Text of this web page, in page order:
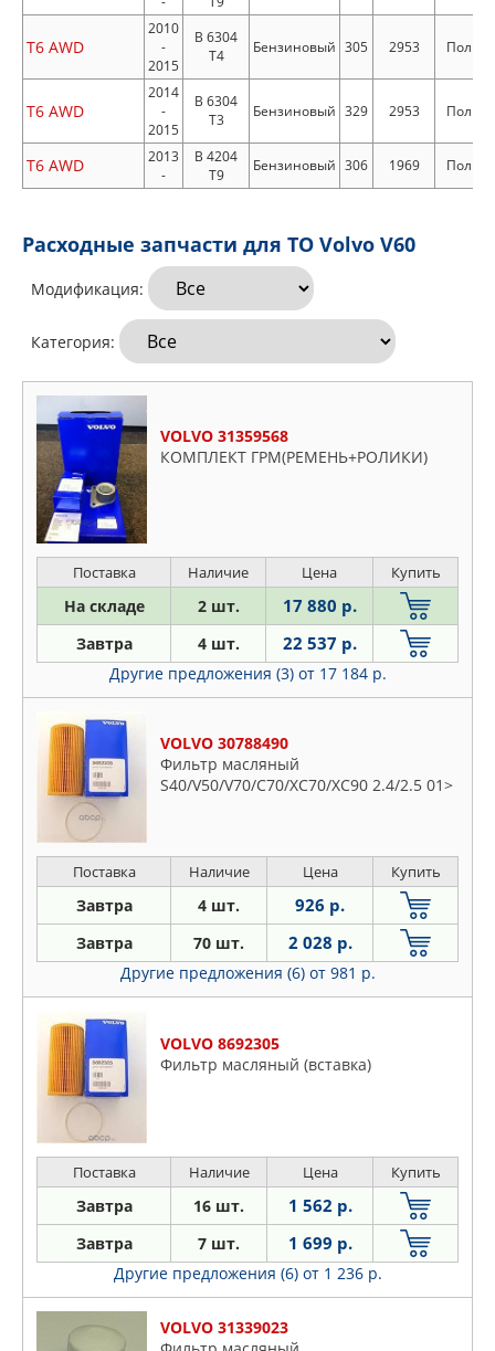
T6 AWD
2010
-
2015
B 6304
T4
Бензиновый 305 2953
T6 AWD
2014
-
2015
B 6304
T3
Бензиновый 329 2953
T6 AWD
2013
-
B 4204
T9
Бензиновый 306 1969
Расходные запчасти для ТО Volvo V60
Модификация:
Категория:
VOLVO 31359568
КОМПЛЕКТ ГРМ(РЕМЕНЬ+РОЛИКИ)
Поставка Наличие Цена Купить
На складе 2 шт. 17 880 р.
Завтра 4 шт. 22 537 р.
Другие предложения (3) от 17 184 р.
VOLVO 30788490
Фильтр масляный
S40/V50/V70/C70/XC70/XC90 2.4/2.5 01>
Поставка Наличие Цена Купить
Завтра 4 шт. 926 р.
Завтра 70 шт. 2 028 р.
Другие предложения (6) от 981 р.
VOLVO 8692305
Фильтр масляный (вставка)
Поставка Наличие Цена Купить
Завтра 16 шт. 1 562 р.
Завтра 7 шт. 1 699 р.
Другие предложения (6) от 1 236 р.
VOLVO 31339023